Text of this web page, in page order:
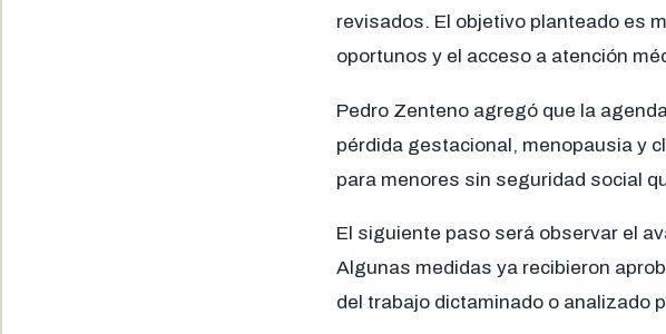
revisados. El objetivo planteado es
oportunos y el acceso a atención
Pedro Zenteno agregó que la
pérdida gestacional, menopausia y
para menores sin seguridad social
El siguiente paso será observar el
Algunas medidas ya recibieron
del trabajo dictaminado o analizado